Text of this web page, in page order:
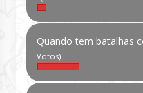
Quando tem batalhas
Votos)